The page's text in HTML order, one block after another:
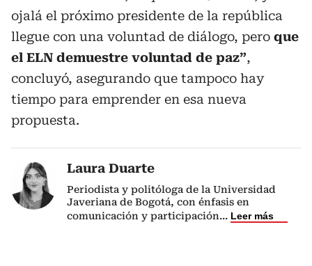
ojalá el próximo presidente de la república
llegue con una voluntad de diálogo, pero que
el ELN demuestre voluntad de paz”,
concluyó, asegurando que tampoco hay
tiempo para emprender en esa nueva
propuesta.
Laura Duarte
Periodista y politóloga de la Universidad
Javeriana de Bogotá, con énfasis en
comunicación y participación... Leer más